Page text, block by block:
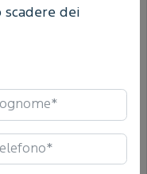
scadere dei